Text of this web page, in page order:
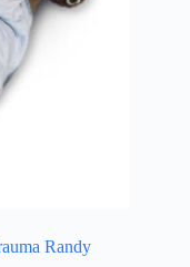
Randy